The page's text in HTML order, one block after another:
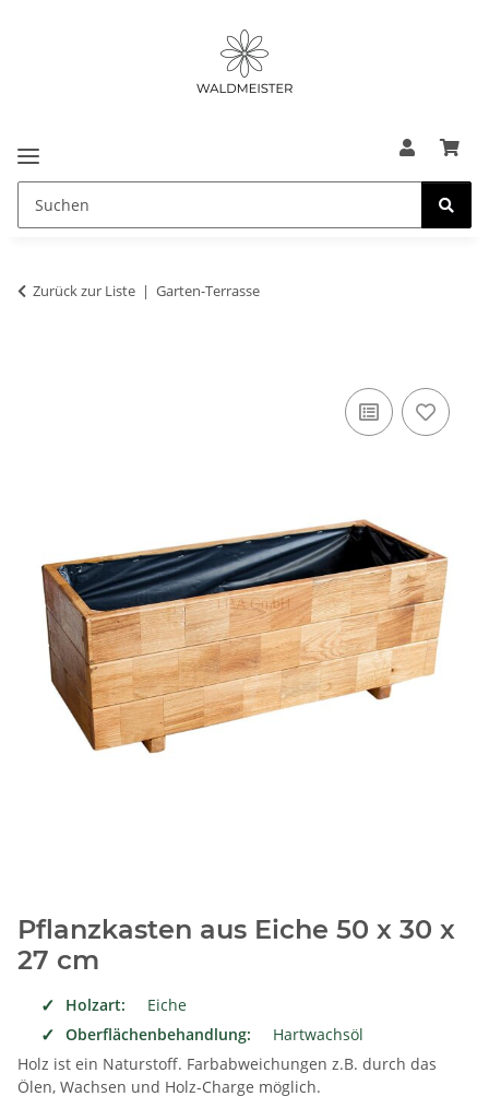
Zurück zur Liste Garten-Terrasse
Pflanzkasten aus Eiche 50 x 30 x
27 cm
Holzart:
Eiche
Oberflächenbehandlung:
Hartwachsöl
Holz ist ein Naturstoff. Farbabweichungen z.B. durch das
Ölen, Wachsen und Holz-Charge möglich.